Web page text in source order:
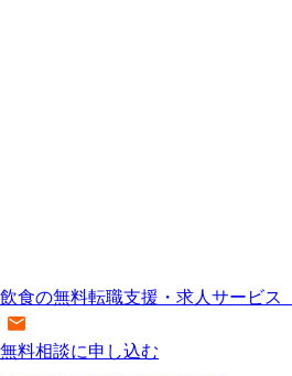
飲食の無料転職支援・求人サービス
無料相談に申し込む